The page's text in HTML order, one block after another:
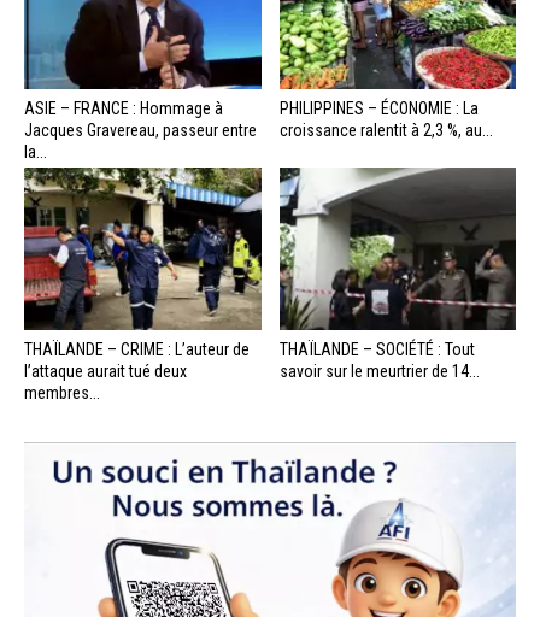
ASIE – FRANCE : Hommage à
Jacques Gravereau, passeur entre
la...
PHILIPPINES – ÉCONOMIE : La
croissance ralentit à 2,3 %, au...
THAÏLANDE – CRIME : L’auteur de
l’attaque aurait tué deux
membres...
THAÏLANDE – SOCIÉTÉ : Tout
savoir sur le meurtrier de 14...